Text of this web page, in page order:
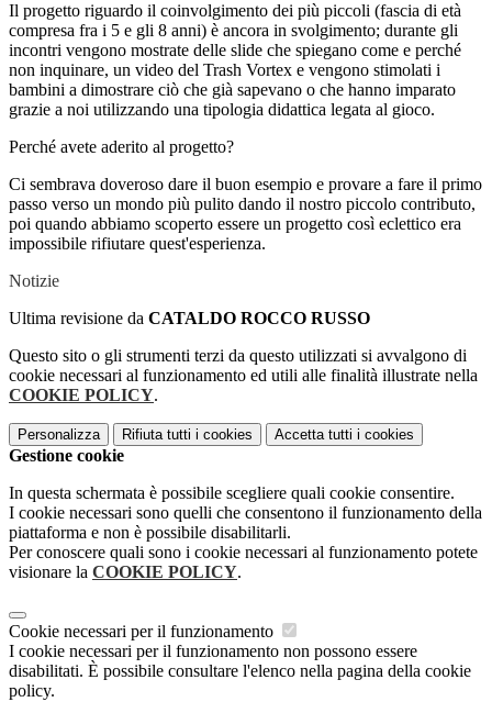
Il progetto riguardo il coinvolgimento dei più piccoli (fascia di età
compresa fra i 5 e gli 8 anni) è ancora in svolgimento; durante gli
incontri vengono mostrate delle slide che spiegano come e perché
non inquinare, un video del Trash Vortex e vengono stimolati i
bambini a dimostrare ciò che già sapevano o che hanno imparato
grazie a noi utilizzando una tipologia didattica legata al gioco.
Perché avete aderito al progetto?
Ci sembrava doveroso dare il buon esempio e provare a fare il primo
passo verso un mondo più pulito dando il nostro piccolo contributo,
poi quando abbiamo scoperto essere un progetto così eclettico era
impossibile rifiutare quest'esperienza.
Notizie
Ultima revisione da CATALDO ROCCO RUSSO
Questo sito o gli strumenti terzi da questo utilizzati si avvalgono di
cookie necessari al funzionamento ed utili alle finalità illustrate nella
COOKIE POLICY.
Personalizza Rifiuta tutti i cookies Accetta tutti i cookies
Gestione cookie
In questa schermata è possibile scegliere quali cookie consentire.
I cookie necessari sono quelli che consentono il funzionamento della
piattaforma e non è possibile disabilitarli.
Per conoscere quali sono i cookie necessari al funzionamento potete
visionare la COOKIE POLICY.
Cookie necessari per il funzionamento
I cookie necessari per il funzionamento non possono essere
disabilitati. È possibile consultare l'elenco nella pagina della cookie
policy.